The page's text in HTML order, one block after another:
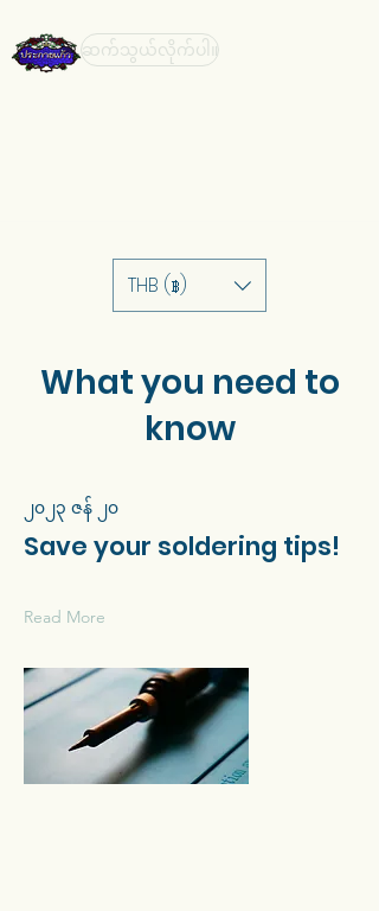
ဆက်သွယ်လိုက်ပါ။
THB (฿)
What you need to
know
၂၀၂၃ ဇန် ၂၀
Save your soldering tips!
Read More